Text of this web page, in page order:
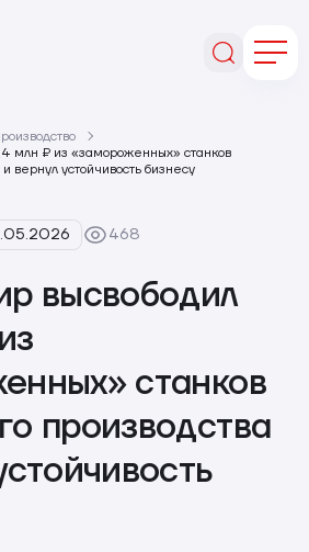
млн ₽ из «замороженных» станков
вернул устойчивость бизнесу
468
высвободил
станков
производства